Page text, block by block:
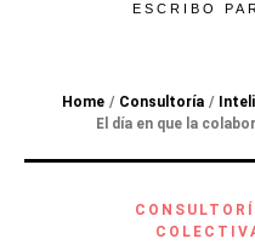
ESCRIBO
Home / Consultoría /
El día en que la